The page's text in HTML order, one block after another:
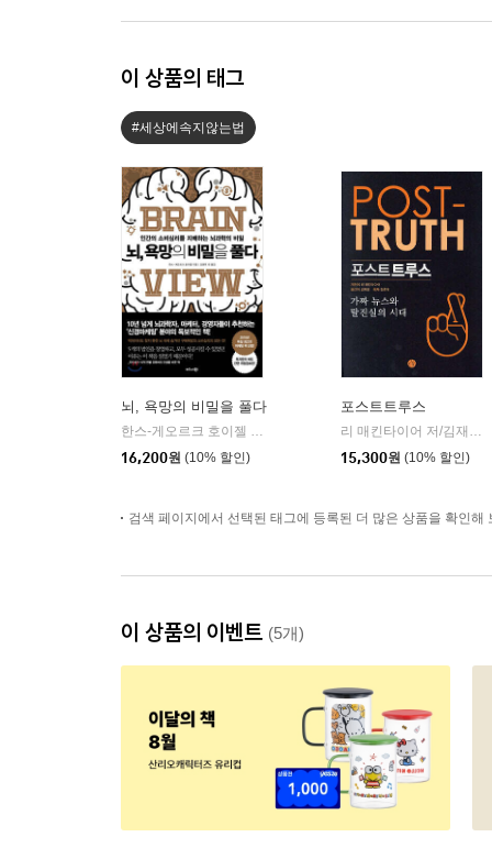
이 상품의 태그
#세상에속지않는법
뇌, 욕망의 비밀을 풀다
한스-게오르크 호이젤 저/강영옥 등역 | 비즈니스북스
16,200원 (10% 할인)
포스트트루스
리 매킨타이어 저/김재경 역/정준희 해제
15,300원 (10% 할인)
검색 페이지에서 선택된 태그에 등록된 더 많은 상품을 확인해
이 상품의 이벤트 (5개)